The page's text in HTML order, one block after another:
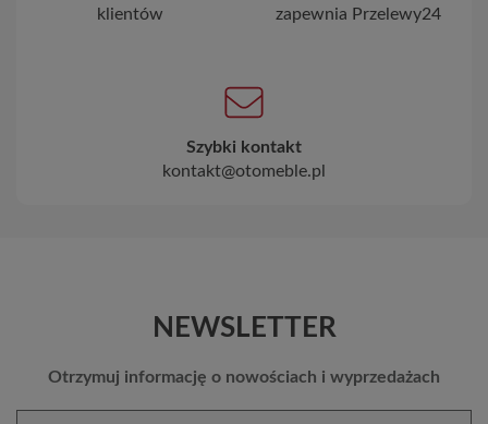
klientów
zapewnia Przelewy24
Szybki kontakt
kontakt@otomeble.pl
NEWSLETTER
Otrzymuj informację o nowościach i wyprzedażach